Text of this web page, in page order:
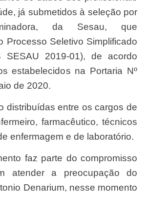
já submetidos à seleção por
da Sesau, que
Processo Seletivo Simplificado
SESAU 2019-01), de acordo
estabelecidos na Portaria Nº
de 2020.
farmacêutico, técnicos
enfermagem e de laboratório.
atender a preocupação do
Denarium, nesse momento